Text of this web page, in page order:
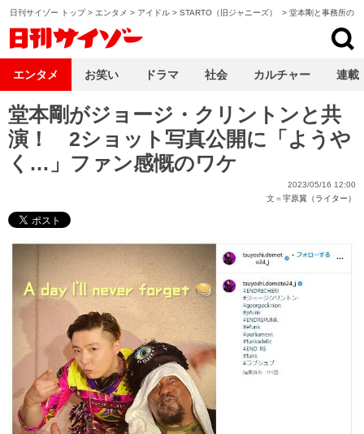
日刊サイゾー トップ> エンタメ > アイドル > STARTO（旧ジャニーズ） > 堂本剛と事務所の
堂本剛がジョージ・クリントンと共
演！ 2ショット写真公開に「ようや
く…」ファン感慨のワケ
2023/05/16 12:00
文＝宇原翼（ライター）
エンタメ お笑い ドラマ 社会 カルチャー 連載